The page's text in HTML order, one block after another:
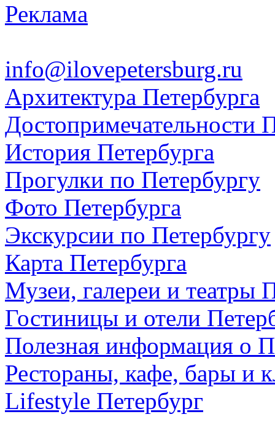
Реклама
info@ilovepetersburg.ru
Архитектура Петербурга
Достопримечательности
История Петербурга
Прогулки по Петербургу
Фото Петербурга
Экскурсии по Петербургу
Карта Петербурга
Музеи, галереи и театры
Гостиницы и отели
Полезная информация о
Рестораны, кафе, бары и
Lifestyle Петербург